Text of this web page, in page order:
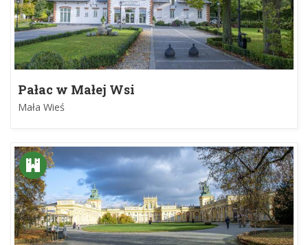
Pałac w Małej Wsi
Mała Wieś